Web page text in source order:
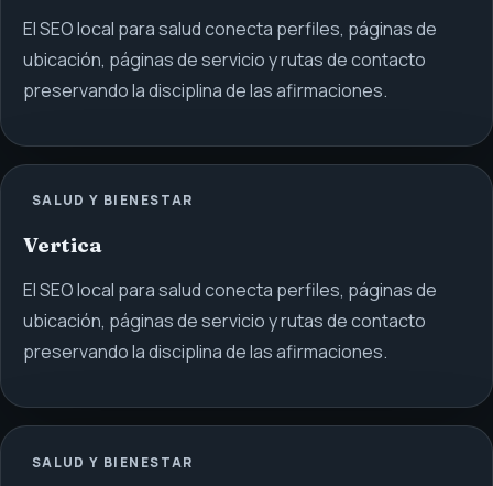
El SEO local para salud conecta perfiles, páginas de
ubicación, páginas de servicio y rutas de contacto
preservando la disciplina de las afirmaciones.
SALUD Y BIENESTAR
Vertica
El SEO local para salud conecta perfiles, páginas de
ubicación, páginas de servicio y rutas de contacto
preservando la disciplina de las afirmaciones.
SALUD Y BIENESTAR